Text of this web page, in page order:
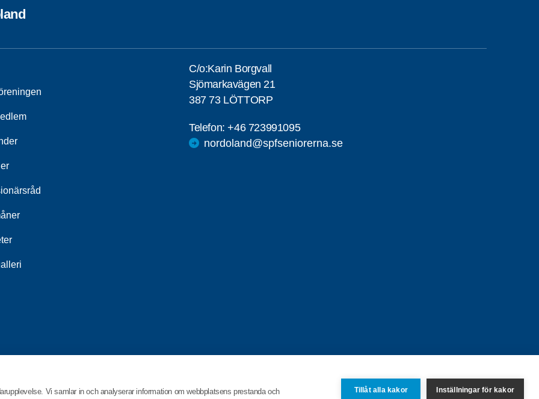
Vi samlar in och analyserar information om webbplatsens prestanda och
Tillåt alla kakor Inställningar för kakor
C/o:Karin Borgvall
Sjömarkavägen 21
387 73 LÖTTORP
Telefon:+46 723991095
nordoland@spfseniorerna.se